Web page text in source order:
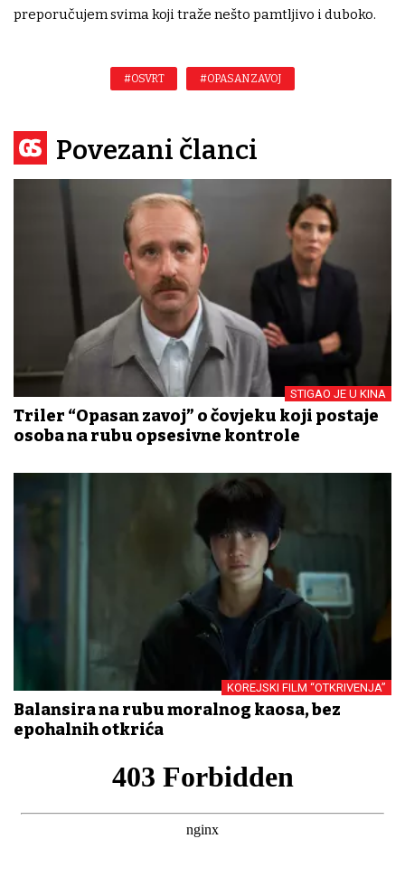
preporučujem svima koji traže nešto pamtljivo i duboko.
#OSVRT #OPASAN ZAVOJ
Povezani članci
STIGAO JE U KINA
Triler “Opasan zavoj” o čovjeku koji postaje
osoba na rubu opsesivne kontrole
KOREJSKI FILM “OTKRIVENJA”
Balansira na rubu moralnog kaosa, bez
epohalnih otkrića